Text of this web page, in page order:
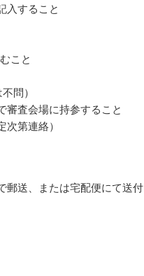
入すること
こと
問）
査会場に持参すること
第連絡）
郵送、または宅配便にて送付